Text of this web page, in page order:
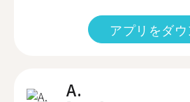
アプリをダ
A.